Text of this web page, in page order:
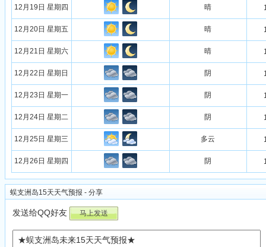
12月19日 星期四 晴
12月20日 星期五 晴
12月21日 星期六 晴
12月22日 星期日 阴
12月23日 星期一 阴
12月24日 星期二 阴
12月25日 星期三 多云
12月26日 星期四 阴
蜈支洲岛15天天气预报 - 分享
发送给QQ好友